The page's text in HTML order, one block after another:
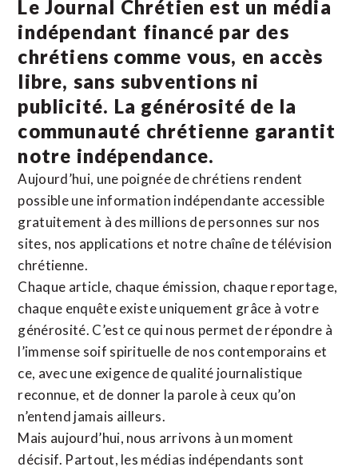
Le Journal Chrétien est un média
indépendant financé par des
chrétiens comme vous, en accès
libre, sans subventions ni
publicité. La générosité de la
communauté chrétienne garantit
notre indépendance.
Aujourd’hui, une poignée de chrétiens rendent
possible une information indépendante accessible
gratuitement à des millions de personnes sur nos
sites, nos applications et notre chaîne de télévision
chrétienne.
Chaque article, chaque émission, chaque reportage,
chaque enquête existe uniquement grâce à votre
générosité. C’est ce qui nous permet de répondre à
l’immense soif spirituelle de nos contemporains et
ce, avec une exigence de qualité journalistique
reconnue, et de donner la parole à ceux qu’on
n’entend jamais ailleurs.
Mais aujourd’hui, nous arrivons à un moment
décisif. Partout, les médias indépendants sont